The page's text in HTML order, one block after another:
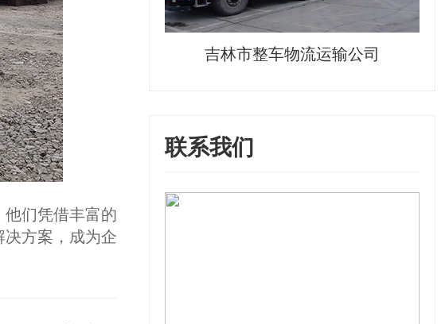
们凭借丰富的
方案，成为企
吉林市整车物流运输公司
联系我们